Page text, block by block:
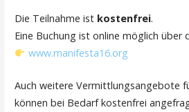
Die Teilnahme ist kostenfrei.
Eine Buchung ist online möglich über
www.manifesta16.org
Auch weitere Vermittlungsangebote
können bei Bedarf kostenfrei